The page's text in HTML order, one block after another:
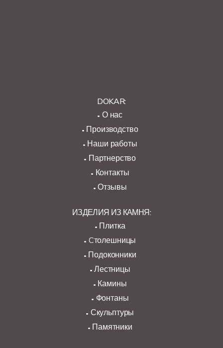
DOKAR:
О нас
Производство
Наши работы
Партнерство
Контакты
Отзывы
ИЗДЕЛИЯ ИЗ КАМНЯ:
Плитка
Cтолешницы
Подоконники
Лестницы
Камины
Фонтаны
Скульптуры
Памятники